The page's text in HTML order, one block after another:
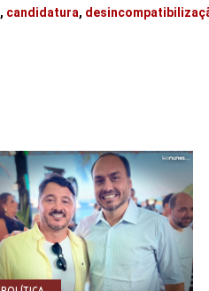
, candidatura,